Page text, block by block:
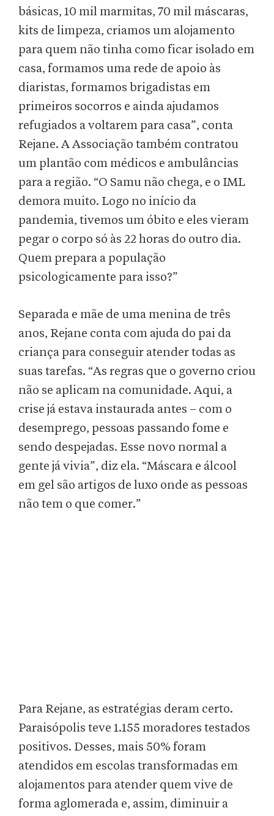
básicas, 10 mil marmitas, 70 mil máscaras,
kits de limpeza, criamos um alojamento
para quem não tinha como ficar isolado em
casa, formamos uma rede de apoio às
diaristas, formamos brigadistas em
primeiros socorros e ainda ajudamos
refugiados a voltarem para casa”, conta
Rejane. A Associação também contratou
um plantão com médicos e ambulâncias
para a região. “O Samu não chega, e o IML
demora muito. Logo no início da
pandemia, tivemos um óbito e eles vieram
pegar o corpo só às 22 horas do outro dia.
Quem prepara a população
psicologicamente para isso?”
Separada e mãe de uma menina de três
anos, Rejane conta com ajuda do pai da
criança para conseguir atender todas as
suas tarefas. “As regras que o governo criou
não se aplicam na comunidade. Aqui, a
crise já estava instaurada antes – com o
desemprego, pessoas passando fome e
sendo despejadas. Esse novo normal a
gente já vivia”, diz ela. “Máscara e álcool
em gel são artigos de luxo onde as pessoas
não tem o que comer.”
Para Rejane, as estratégias deram certo.
Paraisópolis teve 1.155 moradores testados
positivos. Desses, mais 50% foram
atendidos em escolas transformadas em
alojamentos para atender quem vive de
forma aglomerada e, assim, diminuir a